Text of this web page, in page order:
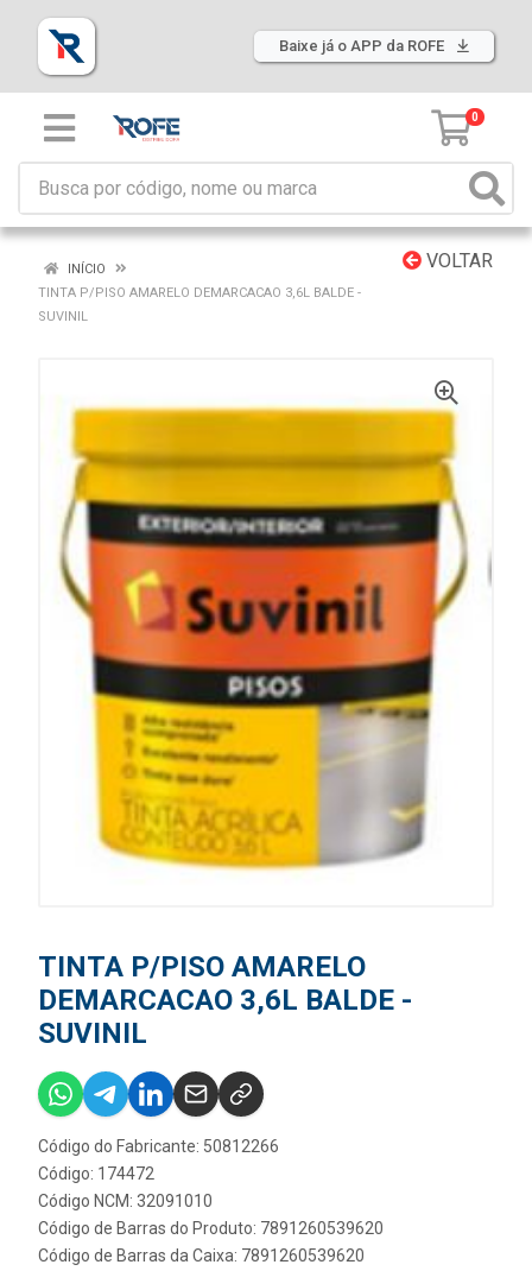
Baixe já o APP da ROFE
0
VOLTAR
INÍCIO
TINTA P/PISO AMARELO DEMARCACAO 3,6L BALDE -
SUVINIL
TINTA P/PISO AMARELO
DEMARCACAO 3,6L BALDE -
SUVINIL
Código do Fabricante: 50812266
Código: 174472
Código NCM: 32091010
Código de Barras do Produto: 7891260539620
Código de Barras da Caixa: 7891260539620